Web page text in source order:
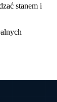
stanem i